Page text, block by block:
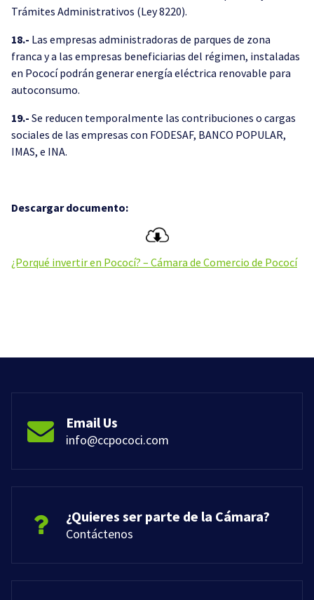
Trámites Administrativos (Ley 8220).
18.- Las empresas administradoras de parques de zona
franca y a las empresas beneficiarias del régimen, instaladas
en Pococí podrán generar energía eléctrica renovable para
autoconsumo.
19.- Se reducen temporalmente las contribuciones o cargas
sociales de las empresas con FODESAF, BANCO POPULAR,
IMAS, e INA.
Descargar documento:
¿Porqué invertir en Pococí? – Cámara de Comercio de Pococí
Email Us
info@ccpococi.com
¿Quieres ser parte de la Cámara?
Contáctenos